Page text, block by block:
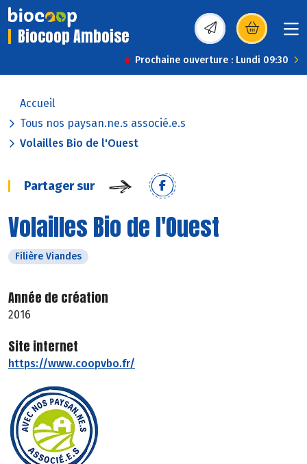
Biocoop Amboise (s’ouvre dans une
Prochaine ouverture : Lundi 09:30
Accueil
Tous nos paysan.ne.s associé.e.s
Volailles Bio de l'Ouest
Partager sur
Volailles Bio de l'Ouest
Filière Viandes
Année de création
2016
Site internet
https://www.coopvbo.fr/